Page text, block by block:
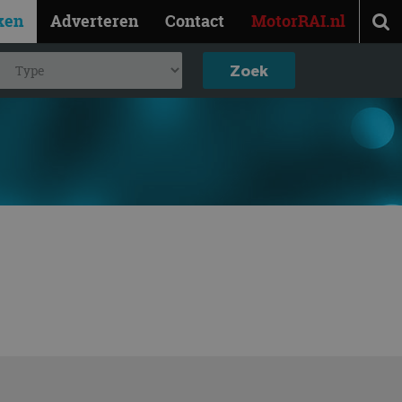
Adverteren Contact MotorRAI.nl